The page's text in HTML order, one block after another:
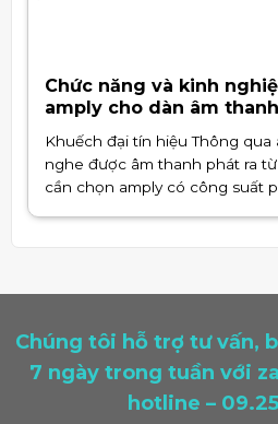
Chức năng và kinh
amply cho dàn âm thanh
Khuếch đại tín hiệu Thông qua
nghe được âm thanh phát ra từ
cần chọn amply có công suất
Chúng tôi hỗ trợ tư vấn,
7 ngày trong tuần với
hotline –